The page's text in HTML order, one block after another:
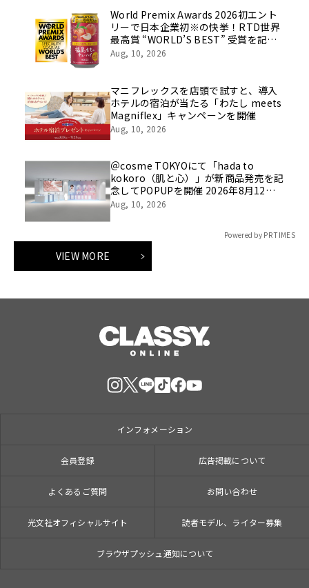
World Premix Awards 2026初エント
リーで日本企業初※の快挙！RTD世界
最高賞 “WORLD’S BEST” 受賞を記念
した限定パッケージ発売
Aug, 10, 2026
マニフレックスを店頭で試すと、導入
ホテルの宿泊が当たる「わたし meets
Magniflex」キャンペーンを開催
Aug, 10, 2026
＠cosme TOKYOにて「hada to
kokoro（肌と心）」が新商品発売を記
念してPOPUPを開催 2026年8月12日
(水)から2026年8月18日(火)
Aug, 10, 2026
Powered by PR TIMES
VIEW MORE
インフォメーション
会員登録 広告掲載について
よくあるご質問 お問い合わせ
光文社オフィシャルサイト 読者モデル、ライター募集
ブラウザプッシュ通知について